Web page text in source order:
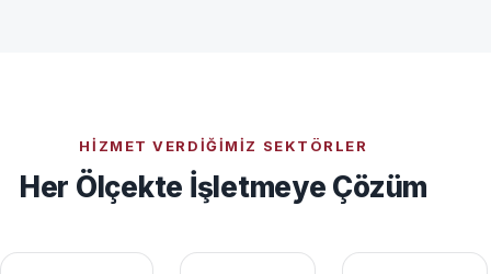
HIZMET VERDIĞIMIZ SEKTÖRLER
Her Ölçekte İşletmeye Çözüm